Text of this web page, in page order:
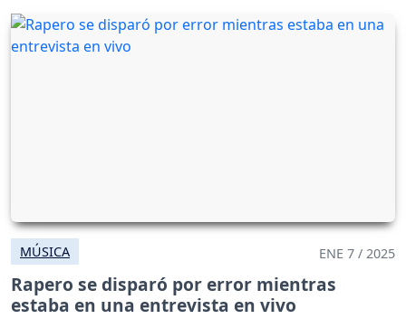
MÚSICA ENE 7 / 2025
Rapero se disparó por error mientras
estaba en una entrevista en vivo